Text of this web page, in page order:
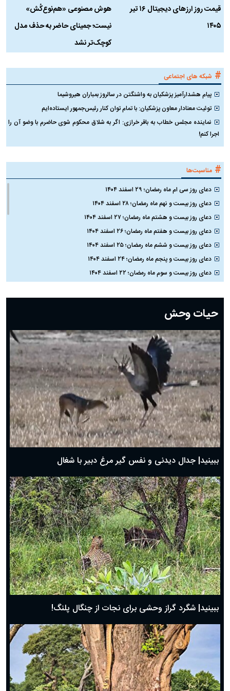
قیمت روز ارز‌های دیجیتال ۱۶ تیر
۱۴۰۵
هوش مصنوعی «هم‌نوع‌کُش»
نیست؛ جمینای حاضر به حذف مدل
کوچک‌تر نشد
# شبکه های اجتماعی
پیام هشدارآمیز پزشکیان به واشنگتن در سالروز بمباران هیروشیما
توئیت معنادار معاون پزشکیان: با تمام توان کنار رئیس‌جمهور ایستاده‌ایم
نماینده مجلس خطاب به باقر خرازی: اگر به شلاق محکوم شوی حاضرم با وضو آن را
اجرا کنم!
# مناسبت‌ها
دعای روز سی ام ماه رمضان؛ ۲۹ اسفند ۱۴۰۴
دعای روز بیست و نهم ماه رمضان؛ ۲۸ اسفند ۱۴۰۴
دعای روز بیست و هشتم ماه رمضان؛ ۲۷ اسفند ۱۴۰۴
دعای روز بیست و هفتم ماه رمضان؛ ۲۶ اسفند ۱۴۰۴
دعای روز بیست و ششم ماه رمضان؛ ۲۵ اسفند ۱۴۰۴
دعای روز بیست و پنجم ماه رمضان؛ ۲۴ اسفند ۱۴۰۴
دعای روز بیست و سوم ماه رمضان؛ ۲۲ اسفند ۱۴۰۴
دعای روز بیستم ماه رمضان؛ ۱۹ اسفند ۱۴۰۴
دعای روز هشتم ماه مبارک رمضان؛ ۷ اسفند ماه ۱۴۰۴
دعای روز هفتم ماه رمضان؛ ۶ اسفند ۱۴۰۴
دعای روز ششم ماه رمضان؛ ۵ اسفند ۱۴۰۴
دعای روز پنجم ماه رمضان؛ ۴ اسفند ۱۴۰۴
دعای روز چهارم ماه مبارک رمضان؛ ۳ اسفند ۱۴۰۴
دعای روز سوم ماه مبارک رمضان؛ ۱۴ اسفند ۱۴۰۴
دعای روز دوم ماه مبارک رمضان ۱ اسفند ماه ۱۴۰۴
دعای روز اول ماه مبارک رمضان، ۳۰ بهمن ۱۴۰۴
حضرت زینب(س) چگونه از دنیا رفت؟
بهترین پیامک تبریک روز پدر ۱۴۰۴؛ جملات زیبا و صمیمانه
حیات وحش
ببینید| جدال دیدنی و نفس گیر مرغ دبیر با شغال
ببینید| شگرد گراز وحشی برای نجات از چنگال پلنگ!